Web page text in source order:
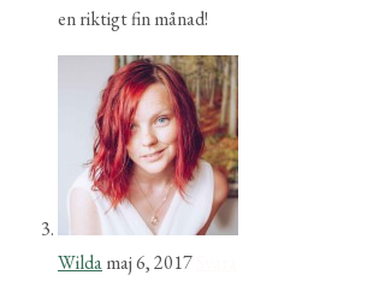
en riktigt fin månad!
Wildamaj 6, 2017